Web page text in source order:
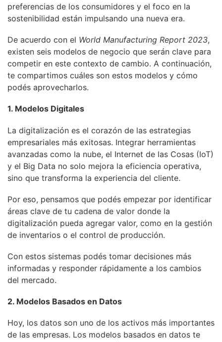
preferencias de los consumidores y el foco en la
sostenibilidad están impulsando una nueva era.
De acuerdo con el World Manufacturing Report 2023,
existen seis modelos de negocio que serán clave para
competir en este contexto de cambio. A continuación,
te compartimos cuáles son estos modelos y cómo
podés aprovecharlos.
1. Modelos Digitales
La digitalización es el corazón de las estrategias
empresariales más exitosas. Integrar herramientas
avanzadas como la nube, el Internet de las Cosas (IoT)
y el Big Data no solo mejora la eficiencia operativa,
sino que transforma la experiencia del cliente.
Por eso, pensamos que podés empezar por identificar
áreas clave de tu cadena de valor donde la
digitalización pueda agregar valor, como en la gestión
de inventarios o el control de producción.
Con estos sistemas podés tomar decisiones más
informadas y responder rápidamente a los cambios
del mercado.
2. Modelos Basados en Datos
Hoy, los datos son uno de los activos más importantes
de las empresas. Los modelos basados en datos te